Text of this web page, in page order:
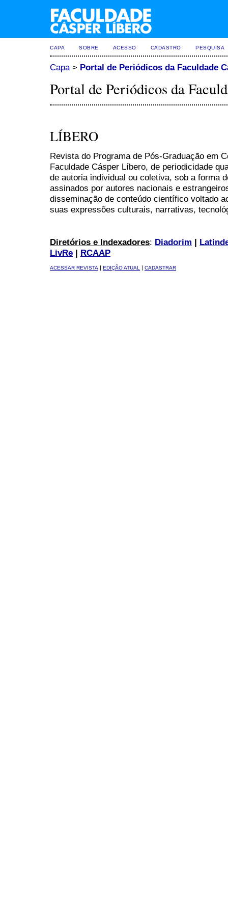
CAPA SOBRE ACESSO CADASTRO PESQUISA
Capa> Portal de Periódicos da Faculdade
Portal de Periódicos da
LÍBERO
Revista do Programa de Pós-Graduação em
Faculdade Cásper Líbero, de periodicidade
de autoria individual ou coletiva, sob a forma
assinados por autores nacionais e
disseminação de conteúdo científico voltado
suas expressões culturais, narrativas,
Diretórios e Indexadores: Diadorim |
LivRe | RCAAP
ACESSAR REVISTA | EDIÇÃO ATUAL | CADASTRAR